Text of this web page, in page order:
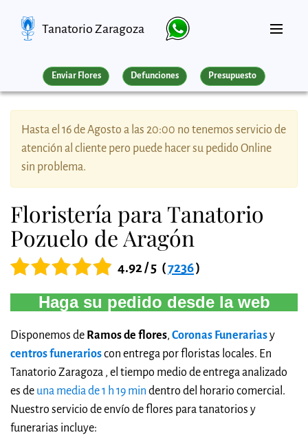
Tanatorio Zaragoza
Enviar Flores Defunciones Presupuesto
Hasta el 16 de Agosto a las 20:00 no tenemos servicio de
atención al cliente pero puede hacer su pedido Online
sin problema.
Floristería para Tanatorio
Pozuelo de Aragón
4.92 / 5 (7236)
Haga su pedido desde la web
Disponemos de Ramos de flores, Coronas Funerariasy
centros funerarioscon entrega por floristas locales. En
Tanatorio Zaragoza , el tiempo medio de entrega analizado
es de una media de 1 h 19 min dentro del horario comercial.
Nuestro servicio de envío de flores para tanatorios y
funerarias incluye: